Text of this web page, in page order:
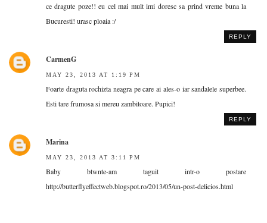
ce dragute poze!! eu cel mai mult imi doresc sa prind vreme buna la
Bucuresti! urasc ploaia :/
REPLY
CarmenG
MAY 23, 2013 AT 1:19 PM
Foarte draguta rochizta neagra pe care ai ales-o iar sandalele superbee.
Esti tare frumosa si mereu zambitoare. Pupici!
REPLY
Marina
MAY 23, 2013 AT 3:11 PM
Baby btwnte-am taguit intr-o postare
http://butterflyeffectweb.blogspot.ro/2013/05/un-post-delicios.html